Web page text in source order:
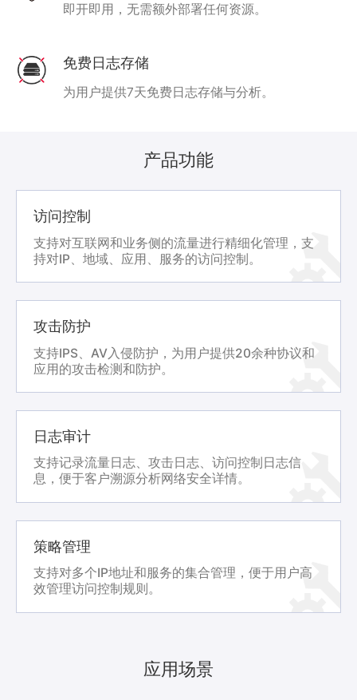
即开即用，无需额外部署任何资源。
免费日志存储
为用户提供7天免费日志存储与分析。
产品功能
访问控制
支持对互联网和业务侧的流量进行精细化管理，支
持对IP、地域、应用、服务的访问控制。
攻击防护
支持IPS、AV入侵防护，为用户提供20余种协议和
应用的攻击检测和防护。
日志审计
支持记录流量日志、攻击日志、访问控制日志信
息，便于客户溯源分析网络安全详情。
策略管理
支持对多个IP地址和服务的集合管理，便于用户高
效管理访问控制规则。
应用场景